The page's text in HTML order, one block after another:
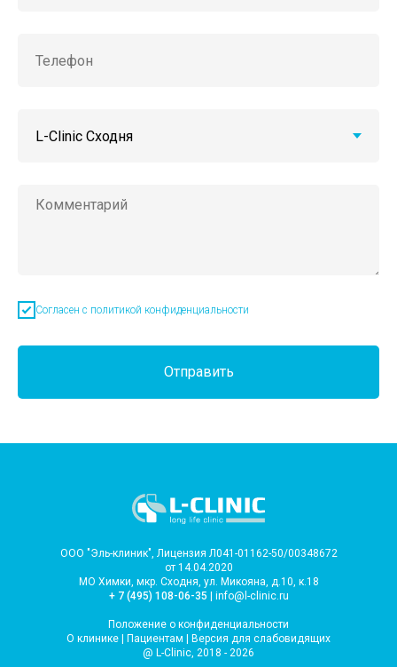
Согласен с политикой конфиденциальности
Отправить
ООО "Эль-клиник", Лицензия Л041-01162-50/00348672
от 14.04.2020
МО Химки, мкр. Сходня, ул. Микояна, д.10, к.18
+ 7 (495) 108-06-35 | info@l-clinic.ru
Положение о конфиденциальности
О клинике | Пациентам | Версия для слабовидящих
@ L-Clinic, 2018 - 2026